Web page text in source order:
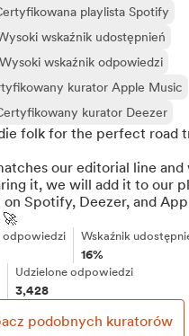
playlista Spotify
wskaźnik udostępnień
Wysoki wskaźnik odpowiedzi
kurator Apple Music
kurator Deezer
folk for the perfect road
our editorial line and
it, we will add it to our
Spotify, Deezer, and
odpowiedzi Wskaźnik
16%
Udzielone odpowiedzi
3,428
podobnych kuratorów